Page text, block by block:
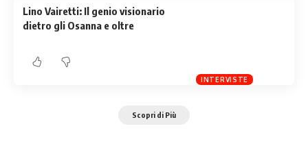
INTERVISTE
Lino Vairetti: Il genio visionario
dietro gli Osanna e oltre
Scopri di Più